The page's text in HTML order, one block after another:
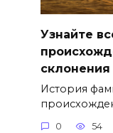
Узнайте
История
0 54